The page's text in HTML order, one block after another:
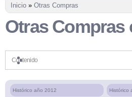
Se encuentra
Inicio » Otras Compras
Otras Compras
Contenido
Histórico año 2012 Histórico